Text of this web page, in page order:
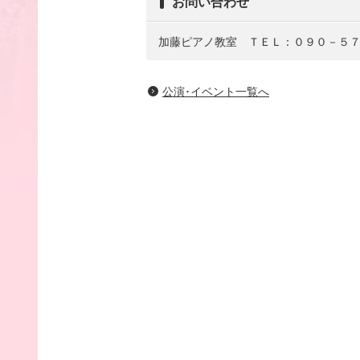
加藤ピアノ教室 ＴＥＬ：０９０－５７
公演･イベント一覧へ